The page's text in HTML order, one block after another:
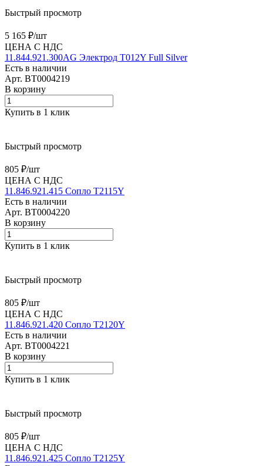
Быстрый просмотр
5 165 ₽/шт
ЦЕНА С НДС
11.844.921.300AG Электрод T012Y Full Silver
Есть в наличии
Арт. BT0004219
В корзину
Купить в 1 клик
Быстрый просмотр
805 ₽/шт
ЦЕНА С НДС
11.846.921.415 Сопло T2115Y
Есть в наличии
Арт. BT0004220
В корзину
Купить в 1 клик
Быстрый просмотр
805 ₽/шт
ЦЕНА С НДС
11.846.921.420 Сопло T2120Y
Есть в наличии
Арт. BT0004221
В корзину
Купить в 1 клик
Быстрый просмотр
805 ₽/шт
ЦЕНА С НДС
11.846.921.425 Сопло T2125Y